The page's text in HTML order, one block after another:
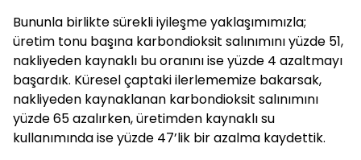
Bununla birlikte sürekli iyileşme yaklaşımımızla;
üretim tonu başına karbondioksit salınımını yüzde 51,
nakliyeden kaynaklı bu oranını ise yüzde 4 azaltmayı
başardık. Küresel çaptaki ilerlememize bakarsak,
nakliyeden kaynaklanan karbondioksit salınımını
yüzde 65 azalırken, üretimden kaynaklı su
kullanımında ise yüzde 47’lik bir azalma kaydettik.